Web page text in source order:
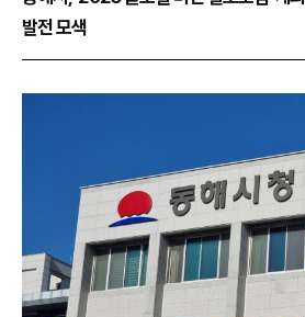
발전 모색